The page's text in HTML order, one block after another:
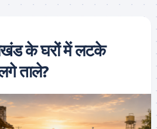
के घरों में लटके
ताले?